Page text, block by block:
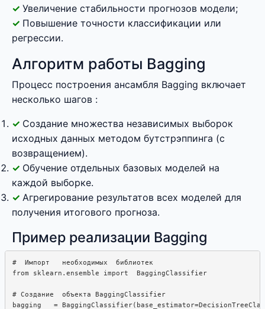
Увеличение стабильности прогнозов модели;
Повышение точности классификации или
регрессии.
Алгоритм работы Bagging
Процесс построения ансамбля Bagging включает
несколько шагов :
Создание множества независимых выборок
исходных данных методом бутстрэппинга (с
возвращением).
Обучение отдельных базовых моделей на
каждой выборке.
Агрегирование результатов всех моделей для
получения итогового прогноза.
Пример реализации Bagging
#  Импорт   необходимых  библиотек
from sklearn.ensemble import  BaggingClassifier
# Создание  объекта BaggingClassifier
bagging   =